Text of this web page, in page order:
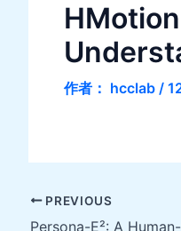
作者： hcclab /
PREVIOUS